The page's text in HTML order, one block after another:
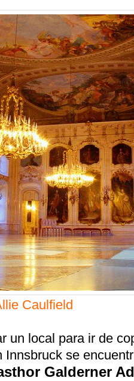
Caulfield
un local para ir de
Innsbruck se
Galderner